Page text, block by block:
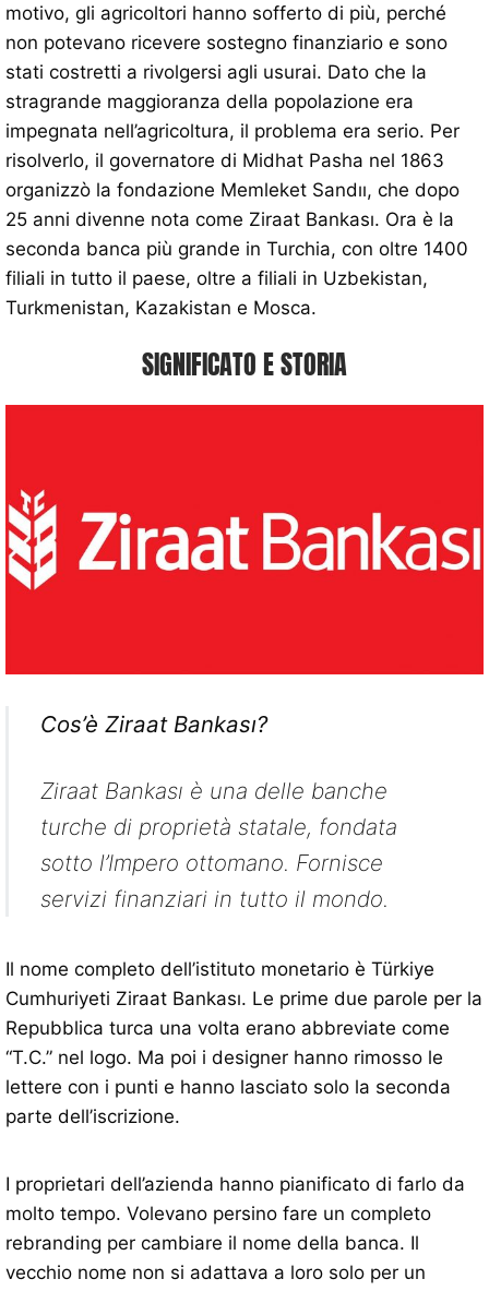
motivo, gli agricoltori hanno sofferto di più, perché
non potevano ricevere sostegno finanziario e sono
stati costretti a rivolgersi agli usurai. Dato che la
stragrande maggioranza della popolazione era
impegnata nell’agricoltura, il problema era serio. Per
risolverlo, il governatore di Midhat Pasha nel 1863
organizzò la fondazione Memleket Sandıı, che dopo
25 anni divenne nota come Ziraat Bankası. Ora è la
seconda banca più grande in Turchia, con oltre 1400
filiali in tutto il paese, oltre a filiali in Uzbekistan,
Turkmenistan, Kazakistan e Mosca.
SIGNIFICATO E STORIA
Cos’è Ziraat Bankası?
Ziraat Bankası è una delle banche
turche di proprietà statale, fondata
sotto l’Impero ottomano. Fornisce
servizi finanziari in tutto il mondo.
Il nome completo dell’istituto monetario è Türkiye
Cumhuriyeti Ziraat Bankası. Le prime due parole per la
Repubblica turca una volta erano abbreviate come
“T.C.” nel logo. Ma poi i designer hanno rimosso le
lettere con i punti e hanno lasciato solo la seconda
parte dell’iscrizione.
I proprietari dell’azienda hanno pianificato di farlo da
molto tempo. Volevano persino fare un completo
rebranding per cambiare il nome della banca. Il
vecchio nome non si adattava a loro solo per un